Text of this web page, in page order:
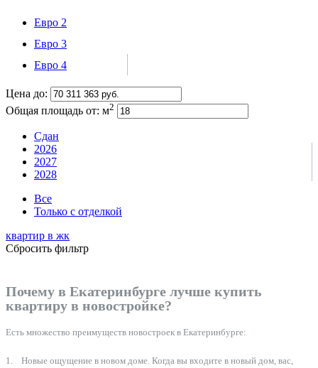
Евро 2
Евро 3
Евро 4
Цена до:
Общая площадь от: м2
Сдан
2026
2027
2028
Все
Только с отделкой
квартир в жк
Сбросить фильтр
Почему в Екатеринбурге лучше купить
квартиру в новостройке?
Есть множество преимуществ новостроек в Екатеринбурге:
1. Новые ощущение в новом доме. Когда вы входите в новый дом, вас,